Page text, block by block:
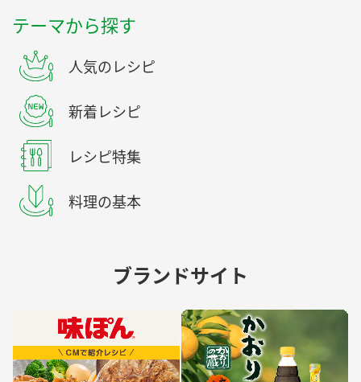
テーマから探す
人気のレシピ
新着レシピ
レシピ特集
料理の基本
ブランドサイト